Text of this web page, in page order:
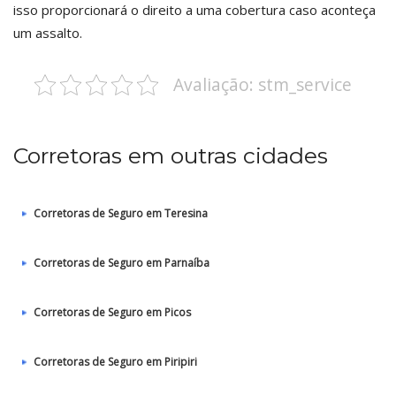
isso proporcionará o direito a uma cobertura caso aconteça
um assalto.
Avaliação: stm_service
Corretoras em outras cidades
Corretoras de Seguro em Teresina
Corretoras de Seguro em Parnaíba
Corretoras de Seguro em Picos
Corretoras de Seguro em Piripiri